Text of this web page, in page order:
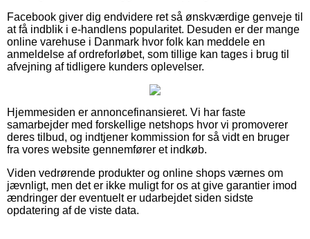
Facebook giver dig endvidere ret så ønskværdige genveje til
at få indblik i e-handlens popularitet. Desuden er der mange
online varehuse i Danmark hvor folk kan meddele en
anmeldelse af ordreforløbet, som tillige kan tages i brug til
afvejning af tidligere kunders oplevelser.
Hjemmesiden er annoncefinansieret. Vi har faste
samarbejder med forskellige netshops hvor vi promoverer
deres tilbud, og indtjener kommission for så vidt en bruger
fra vores website gennemfører et indkøb.
Viden vedrørende produkter og online shops værnes om
jævnligt, men det er ikke muligt for os at give garantier imod
ændringer der eventuelt er udarbejdet siden sidste
opdatering af de viste data.